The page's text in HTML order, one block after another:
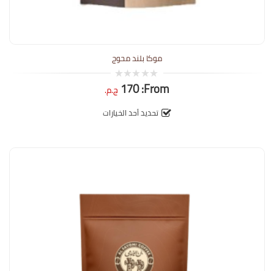
موكا بلند محوج
0
out
5
From:
170 ج.م.
تحديد أحد الخيارات